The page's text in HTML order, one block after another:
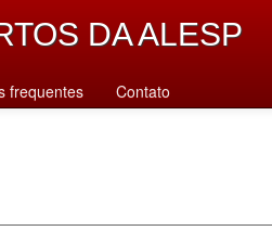
DA ALESP
frequentes Contato